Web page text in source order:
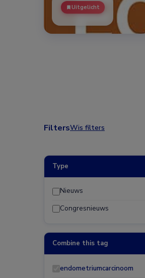
Uitgelicht
FiltersWis filters
Type
Nieuws
Congresnieuws
Combine this tag
endometriumcarcinoom